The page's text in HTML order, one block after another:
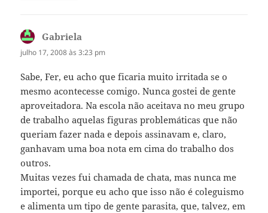
Gabriela
julho 17, 2008 às 3:23 pm
Sabe, Fer, eu acho que ficaria muito irritada se o
mesmo acontecesse comigo. Nunca gostei de gente
aproveitadora. Na escola não aceitava no meu grupo
de trabalho aquelas figuras problemáticas que não
queriam fazer nada e depois assinavam e, claro,
ganhavam uma boa nota em cima do trabalho dos
outros.
Muitas vezes fui chamada de chata, mas nunca me
importei, porque eu acho que isso não é coleguismo
e alimenta um tipo de gente parasita, que, talvez, em